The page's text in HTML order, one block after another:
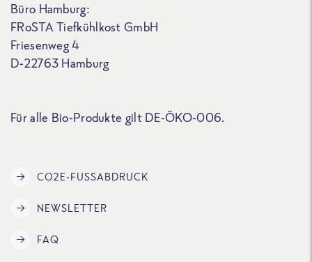
Büro Hamburg:
FRoSTA Tiefkühlkost GmbH
Friesenweg 4
D-22763 Hamburg
Für alle Bio-Produkte gilt DE-ÖKO-006.
CO2E-FUSSABDRUCK
NEWSLETTER
FAQ